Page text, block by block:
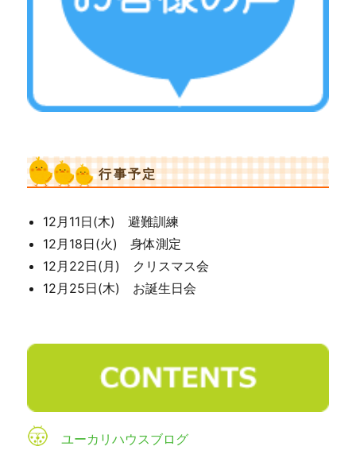
行事予定
12月11日(木) 避難訓練
12月18日(火) 身体測定
12月22日(月) クリスマス会
12月25日(木) お誕生日会
ユーカリハウスブログ